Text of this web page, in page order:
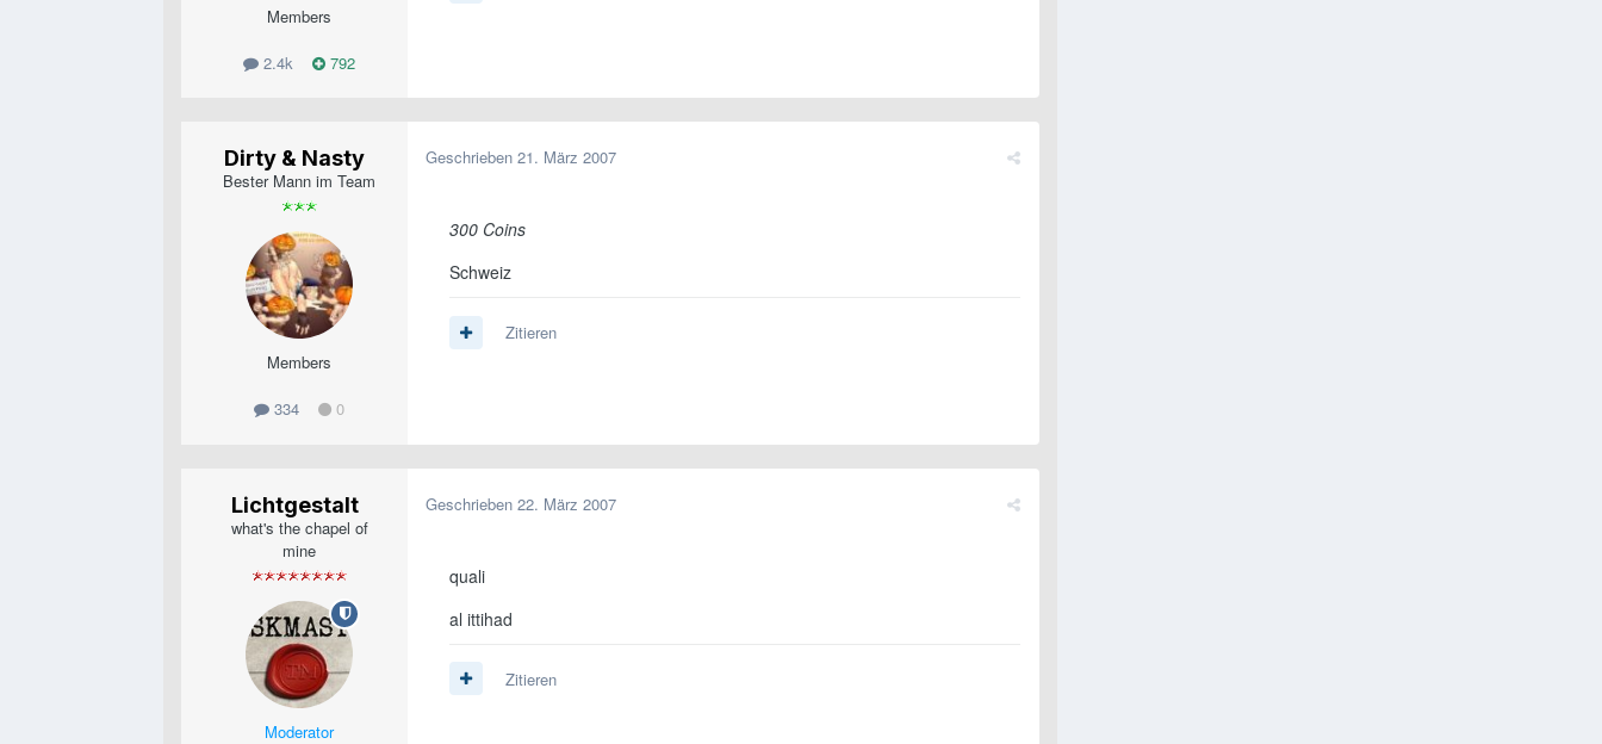
Members
2.4k 792
Dirty & Nasty
Bester Mann im Team
Members
334 0
Geschrieben 21. März 2007
300 Coins
Schweiz
Zitieren
Lichtgestalt
what's the chapel of
mine
Moderator
Geschrieben 22. März 2007
quali
al ittihad
Zitieren